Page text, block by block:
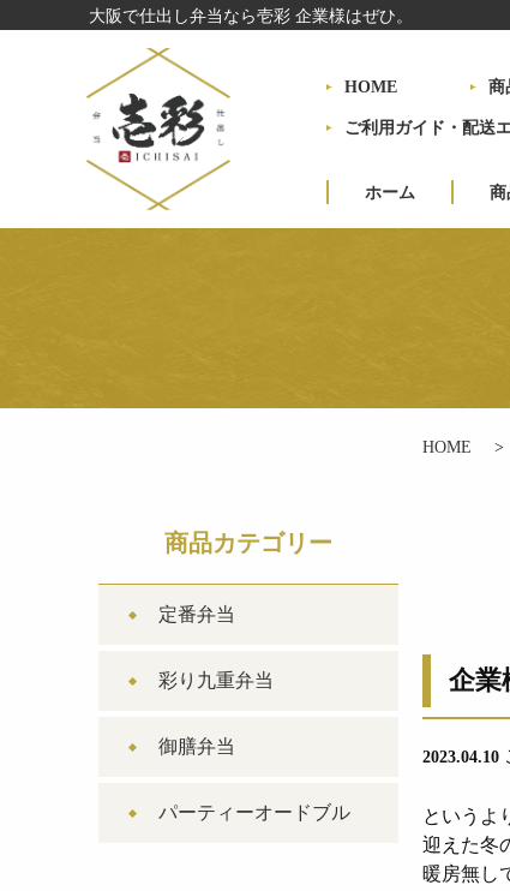
大阪で仕出し弁当なら壱彩 企業様はぜひ。
HOME 商
ご利用ガイド・配送
ホーム 商
HOME
企業
2023.04.10
というよ
迎えた冬
暖房無し
商品カテゴリー
定番弁当
彩り九重弁当
御膳弁当
パーティーオードブル